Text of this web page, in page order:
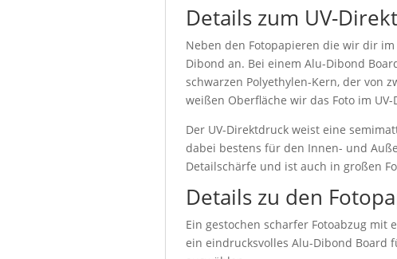
Details zum UV-
Neben den Fotopapieren die wir dir
Dibond an. Bei einem Alu-Dibond
schwarzen Polyethylen-Kern, der von
weißen Oberfläche wir das Foto im
Der UV-Direktdruck weist eine
dabei bestens für den Innen- und
Detailschärfe und ist auch in großen
Details zu den
Ein gestochen scharfer Fotoabzug
ein eindrucksvolles Alu-Dibond Board